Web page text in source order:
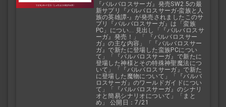
『バルバロスサーガ』発売SW2.5の最
新サプリ『バルバロスサーガ-蛮族と人
族の英雄譚-』が発売されましたこのサ
プリ『バルバロスサーガ』は「蛮族
PC」につい... 見出し「『バルバロスサ
ーガ』発売！」「 『バルバロスサー
ガ』の主な内容」「『バルバロスサー
ガ』で新たに登場した蛮族PCについ
て」「『バルバロスサーガ』で新たに
登場した神様とその特殊神聖魔法につ
いて」「『バルバロスサーガ』で新た
に登場した魔物について」「『バルバ
ロスサーガ』のワールドガイドについ
て」「『バルバロスサーガ』のシナリ
オと簡易シナリオについて」「まと
め」 公開日：7/21